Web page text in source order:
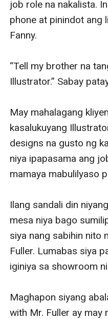
job role na nakalista.
phone at pinindot ang
Fanny.
“Tell my brother na
Illustrator.” Sabay
May mahalagang
kasalukuyang
designs na gusto ng
niya ipapasama ang
mamaya mabulilyaso
Ilang sandali din
mesa niya bago
siya nang sabihin nito
Fuller. Lumabas siya
iginiya sa showroom
Maghapon siyang
with Mr. Fuller ay may